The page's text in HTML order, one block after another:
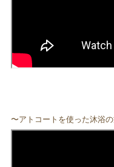
〜アトコートを使った沐浴